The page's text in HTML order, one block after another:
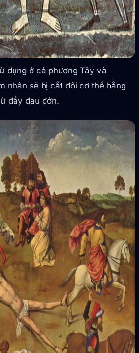
dụng ở cả phương Tây và
nhân sẽ bị cắt đôi cơ thể bằng
đầy đau đớn.